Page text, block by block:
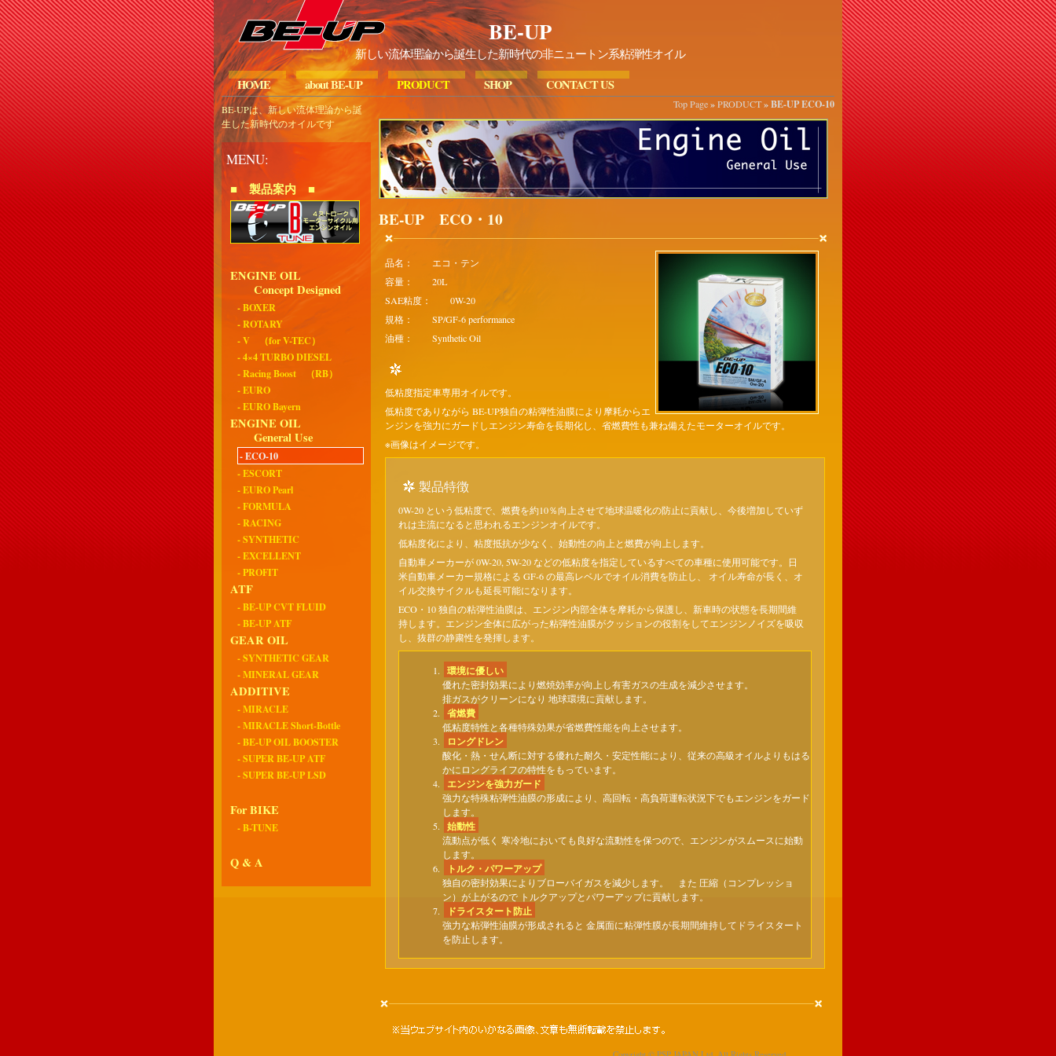
BE-UP
新しい流体理論から誕生した新時代の非ニュートン系粘弾性オイル
HOME about BE-UP PRODUCT SHOP CONTACT US
Top Page»PRODUCT» BE-UP ECO-10
BE-UPは、新しい流体理論から誕
生した新時代のオイルです
MENU:
■ 製品案内 ■
ENGINE OIL
Concept Designed
- BOXER
- ROTARY
- V （for V-TEC）
- 4×4 TURBO DIESEL
- Racing Boost （RB）
- EURO
- EURO Bayern
ENGINE OIL
General Use
- ECO-10
- ESCORT
- EURO Pearl
- FORMULA
- RACING
- SYNTHETIC
- EXCELLENT
- PROFIT
ATF
- BE-UP CVT FLUID
- BE-UP ATF
GEAR OIL
- SYNTHETIC GEAR
- MINERAL GEAR
ADDITIVE
- MIRACLE
- MIRACLE Short-Bottle
- BE-UP OIL BOOSTER
- SUPER BE-UP ATF
- SUPER BE-UP LSD
For BIKE
- B-TUNE
Q & A
BE-UP ECO・10
品名： エコ・テン
容量： 20L
SAE粘度： 0W-20
規格： SP/GF-6 performance
油種： Synthetic Oil
低粘度指定車専用オイルです。
低粘度でありながら BE-UP独自の粘弾性油膜により摩耗からエ
ンジンを強力にガードしエンジン寿命を長期化し、省燃費性も兼ね備えたモーターオイルです。
※画像はイメージです。
製品特徴
0W-20 という低粘度で、燃費を約10％向上させて地球温暖化の防止に貢献し、今後増加していず
れは主流になると思われるエンジンオイルです。
低粘度化により、粘度抵抗が少なく、始動性の向上と燃費が向上します。
自動車メーカーが 0W-20, 5W-20 などの低粘度を指定しているすべての車種に使用可能です。日
米自動車メーカー規格による GF-6 の最高レベルでオイル消費を防止し、 オイル寿命が長く、オ
イル交換サイクルも延長可能になります。
ECO・10 独自の粘弾性油膜は、エンジン内部全体を摩耗から保護し、新車時の状態を長期間維
持します。エンジン全体に広がった粘弾性油膜がクッションの役割をしてエンジンノイズを吸収
し、抜群の静粛性を発揮します。
環境に優しい
優れた密封効果により燃焼効率が向上し有害ガスの生成を減少させます。
排ガスがクリーンになり 地球環境に貢献します。
省燃費
低粘度特性と各種特殊効果が省燃費性能を向上させます。
ロングドレン
酸化・熱・せん断に対する優れた耐久・安定性能により、従来の高級オイルよりもはる
かにロングライフの特性をもっています。
エンジンを強力ガード
強力な特殊粘弾性油膜の形成により、高回転・高負荷運転状況下でもエンジンをガード
します。
始動性
流動点が低く 寒冷地においても良好な流動性を保つので、エンジンがスムースに始動
します。
トルク・パワーアップ
独自の密封効果によりブローバイガスを減少します。 また 圧縮（コンプレッショ
ン）が上がるので トルクアップとパワーアップに貢献します。
ドライスタート防止
強力な粘弾性油膜が形成されると 金属面に粘弾性膜が長期間維持してドライスタート
を防止します。